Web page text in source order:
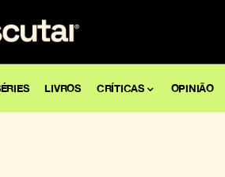
LIVROS CRÍTICAS OPINIÃO